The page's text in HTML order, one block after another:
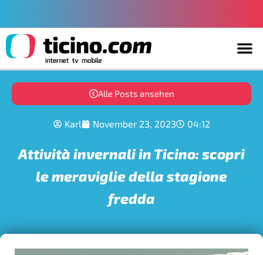
Alle Posts ansehen
Karl November 23, 2023 04:12
Attività invernali in Ticino: scopri
le meraviglie della stagione
fredda